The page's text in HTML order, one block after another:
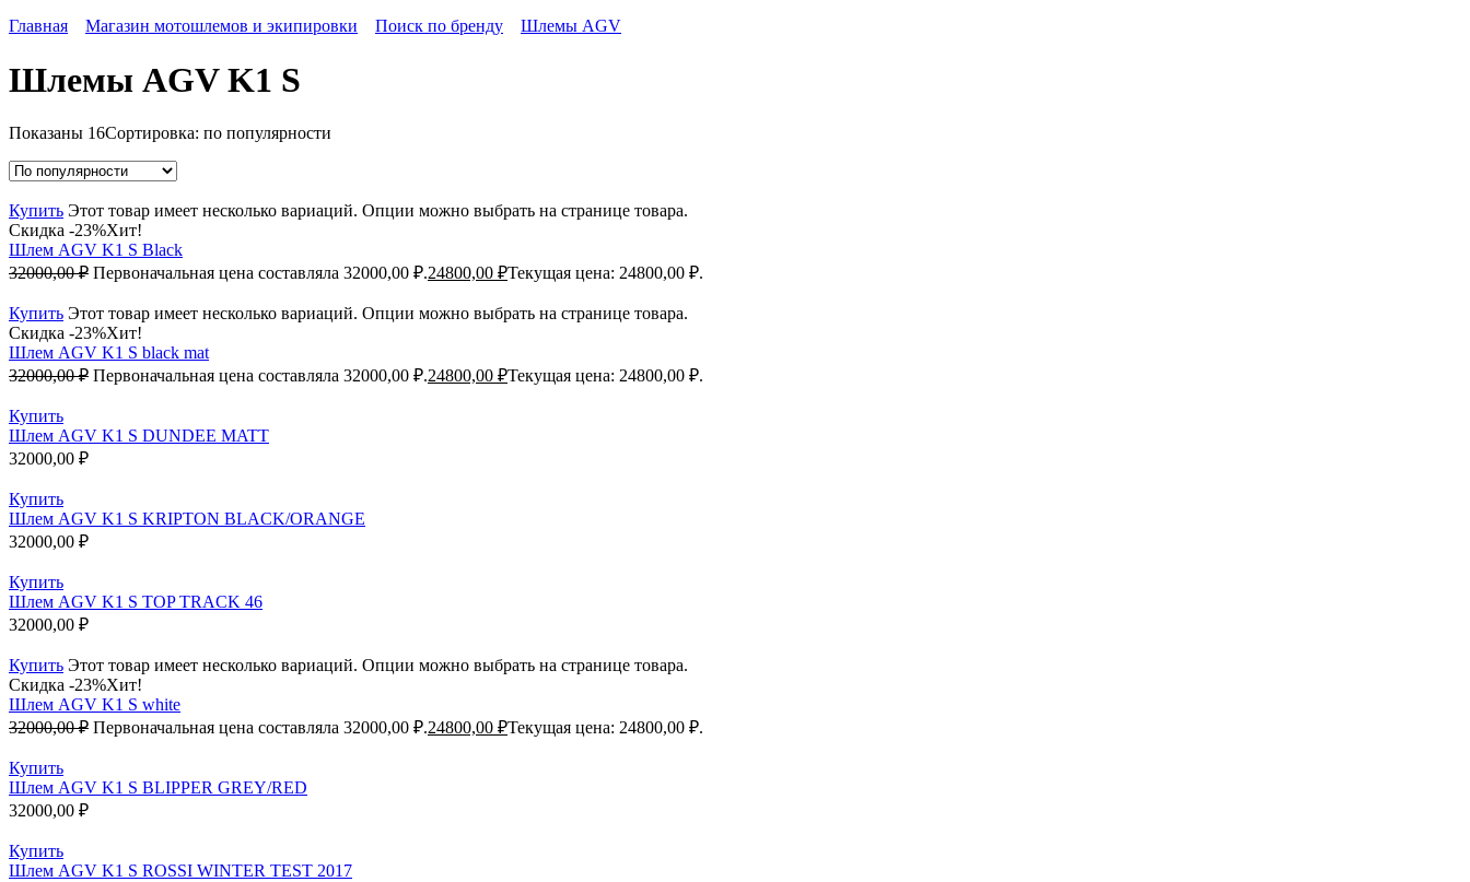
Главная
Магазин мотошлемов и экипировки Поиск по бренду Шлемы AGV
Шлемы AGV K1 S
Показаны 16Сортировка: по популярности
Купить Этот товар имеет несколько вариаций. Опции можно выбрать на странице товара.
Скидка -23%Хит!
Шлем AGV K1 S Black
32000,00₽ Первоначальная цена составляла 32000,00 ₽.24800,00 ₽Текущая цена: 24800,00 ₽.
Купить Этот товар имеет несколько вариаций. Опции можно выбрать на странице товара.
Скидка -23%Хит!
Шлем AGV K1 S black mat
32000,00₽ Первоначальная цена составляла 32000,00 ₽.24800,00 ₽Текущая цена: 24800,00 ₽.
Купить
Шлем AGV K1 S DUNDEE MATT
32000,00 ₽
Купить
Шлем AGV K1 S KRIPTON BLACK/ORANGE
32000,00 ₽
Купить
Шлем AGV K1 S TOP TRACK 46
32000,00 ₽
Купить Этот товар имеет несколько вариаций. Опции можно выбрать на странице товара.
Скидка -23%Хит!
Шлем AGV K1 S white
32000,00₽ Первоначальная цена составляла 32000,00 ₽.24800,00 ₽Текущая цена: 24800,00 ₽.
Купить
Шлем AGV K1 S BLIPPER GREY/RED
32000,00 ₽
Купить
Шлем AGV K1 S ROSSI WINTER TEST 2017